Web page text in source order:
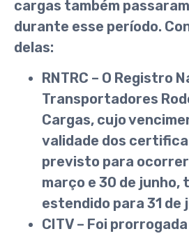
cargas também
durante esse período.
delas:
RNTRC – O Registro
Transportadores
Cargas, cujo
validade dos
previsto para ocorrer
março e 30 de junho,
estendido para 31 de
CITV – Foi